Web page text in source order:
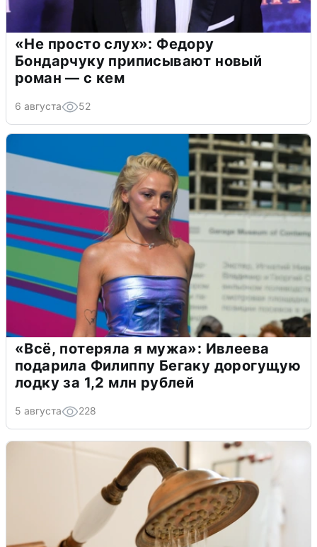
«Не просто слух»: Федору
Бондарчуку приписывают новый
роман — с кем
6 августа 52
«Всё, потеряла я мужа»: Ивлеева
подарила Филиппу Бегаку дорогущую
лодку за 1,2 млн рублей
5 августа 228